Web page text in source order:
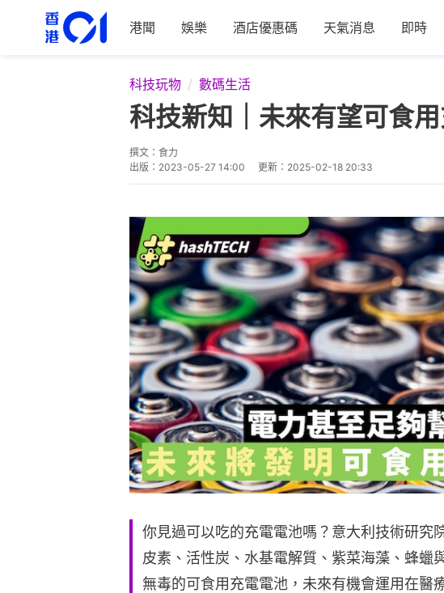
港聞 娛樂 酒店優惠碼 天氣消息 即時
科技玩物 數碼生活
科技新知｜未來有望可食
撰文： 食力
出版： 2023-05-27 14:00 更新： 2025-02-18 20:33
你見過可以吃的充電電池嗎？意大利技術研究
皮素、活性炭、水基電解質、紫菜海藻、蜂蠟
無毒的可食用充電電池，未來有機會運用在醫